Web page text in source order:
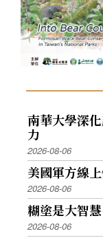
南華大學深
力
2026-08-06
美國軍方線
2026-08-06
糊塗是大智
2026-08-06